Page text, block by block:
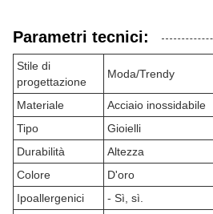
Parametri tecnici:
Stile di
progettazione
Moda/Trendy
Materiale
Acciaio inossidabile
Tipo
Gioielli
Durabilità
Altezza
Colore
D'oro
Ipoallergenici
- Sì, sì.